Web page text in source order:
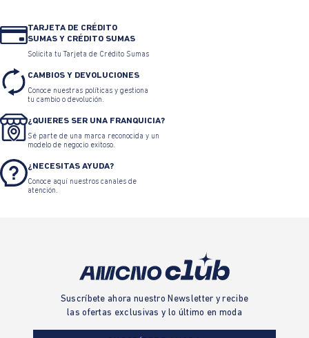
TARJETA DE CRÉDITO
SUMAS Y CRÉDITO SUMAS
Solicita tu Tarjeta de Crédito Sumas
CAMBIOS Y DEVOLUCIONES
Conoce nuestras políticas y gestiona
tu cambio o devolución.
¿QUIERES SER UNA FRANQUICIA?
Sé parte de una marca reconocida y un
modelo de negocio exitoso.
¿NECESITAS AYUDA?
Conoce aquí nuestros canales de
atención.
Suscríbete ahora nuestro Newsletter y recibe
las ofertas exclusivas y lo último en moda